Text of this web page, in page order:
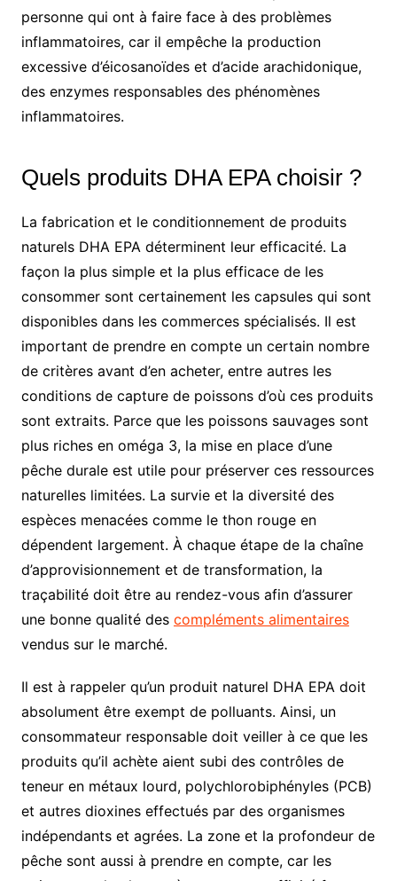
personne qui ont à faire face à des problèmes
inflammatoires, car il empêche la production
excessive d’éicosanoïdes et d’acide arachidonique,
des enzymes responsables des phénomènes
inflammatoires.
Quels produits DHA EPA choisir ?
La fabrication et le conditionnement de produits
naturels DHA EPA déterminent leur efficacité. La
façon la plus simple et la plus efficace de les
consommer sont certainement les capsules qui sont
disponibles dans les commerces spécialisés. Il est
important de prendre en compte un certain nombre
de critères avant d’en acheter, entre autres les
conditions de capture de poissons d’où ces produits
sont extraits. Parce que les poissons sauvages sont
plus riches en oméga 3, la mise en place d’une
pêche durale est utile pour préserver ces ressources
naturelles limitées. La survie et la diversité des
espèces menacées comme le thon rouge en
dépendent largement. À chaque étape de la chaîne
d’approvisionnement et de transformation, la
traçabilité doit être au rendez-vous afin d’assurer
une bonne qualité des compléments alimentaires
vendus sur le marché.
Il est à rappeler qu’un produit naturel DHA EPA doit
absolument être exempt de polluants. Ainsi, un
consommateur responsable doit veiller à ce que les
produits qu’il achète aient subi des contrôles de
teneur en métaux lourd, polychlorobiphényles (PCB)
et autres dioxines effectués par des organismes
indépendants et agrées. La zone et la profondeur de
pêche sont aussi à prendre en compte, car les